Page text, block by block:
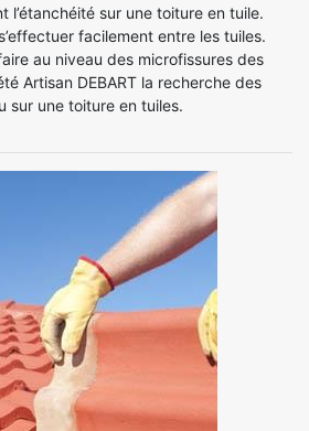
l’étanchéité sur une toiture en tuile.
facilement entre les tuiles.
au niveau des microfissures des
Artisan DEBART la recherche des
sur une toiture en tuiles.